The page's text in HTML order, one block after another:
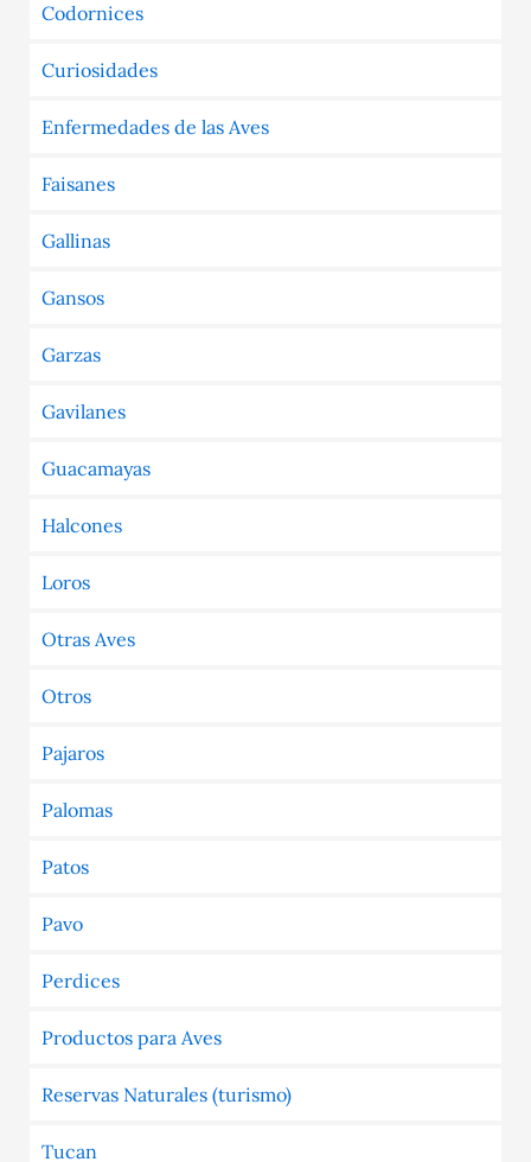
Codornices
Curiosidades
Enfermedades de las Aves
Faisanes
Gallinas
Gansos
Garzas
Gavilanes
Guacamayas
Halcones
Loros
Otras Aves
Otros
Pajaros
Palomas
Patos
Pavo
Perdices
Productos para Aves
Reservas Naturales (turismo)
Tucan